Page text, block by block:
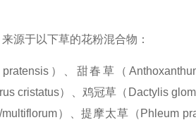
源于以下草的花粉混合物：
）、甜春草（
cristatus）、鸡冠草（Dactylis
）、提摩太草（Phleum